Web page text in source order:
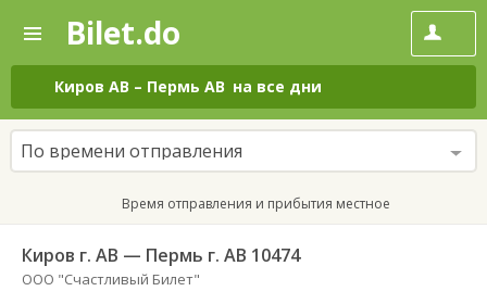
—
Поиск
и
покупка
билетов
на
автобус
онлайн
Bilet.do
Киров АВ – Пермь АВ на все дни
По времени отправления
Время отправления и прибытия местное
Киров г. АВ — Пермь г. АВ 10474
ООО "Счастливый Билет"